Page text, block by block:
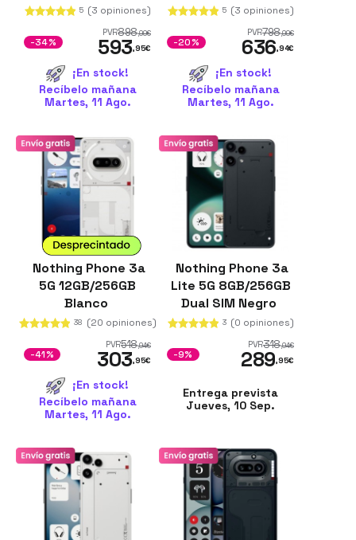
5 (3 opiniones)
PVR898,99€
593,95€
-34%
¡En stock!
Recíbelo mañana
Martes, 11 Ago.
5 (3 opiniones)
PVR798,99€
636,94€
-20%
¡En stock!
Recíbelo mañana
Martes, 11 Ago.
Nothing Phone 3a
5G 12GB/256GB
Blanco
38 (20 opiniones)
PVR518,94€
303,95€
-41%
¡En stock!
Recíbelo mañana
Martes, 11 Ago.
Nothing Phone 3a
Lite 5G 8GB/256GB
Dual SIM Negro
3 (0 opiniones)
PVR318,94€
289,95€
-9%
Entrega prevista
Jueves, 10 Sep.